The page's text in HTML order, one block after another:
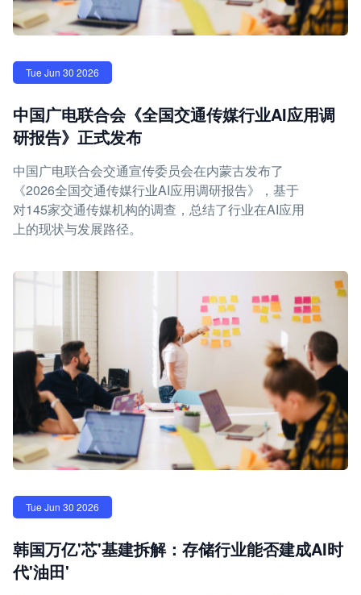
Tue Jun 30 2026
中国广电联合会《全国交通传媒行业AI应用调
研报告》正式发布
中国广电联合会交通宣传委员会在内蒙古发布了
《2026全国交通传媒行业AI应用调研报告》，基于
对145家交通传媒机构的调查，总结了行业在AI应用
上的现状与发展路径。
Tue Jun 30 2026
韩国万亿'芯'基建拆解：存储行业能否建成AI时
代'油田'